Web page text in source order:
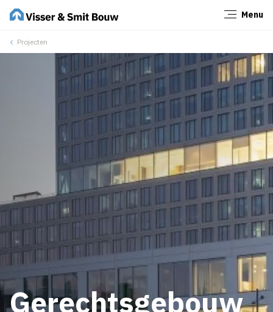
Menu
Projecten
Gerechtsgebouw
Sluiten